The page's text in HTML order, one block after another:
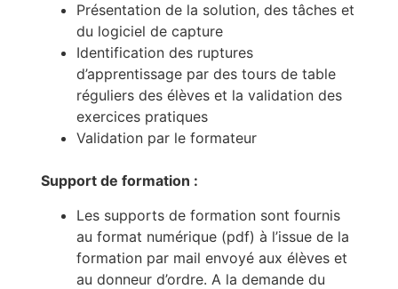
Présentation de la solution, des tâches et
du logiciel de capture
Identification des ruptures
d’apprentissage par des tours de table
réguliers des élèves et la validation des
exercices pratiques
Validation par le formateur
Support de formation :
Les supports de formation sont fournis
au format numérique (pdf) à l’issue de la
formation par mail envoyé aux élèves et
au donneur d’ordre. A la demande du